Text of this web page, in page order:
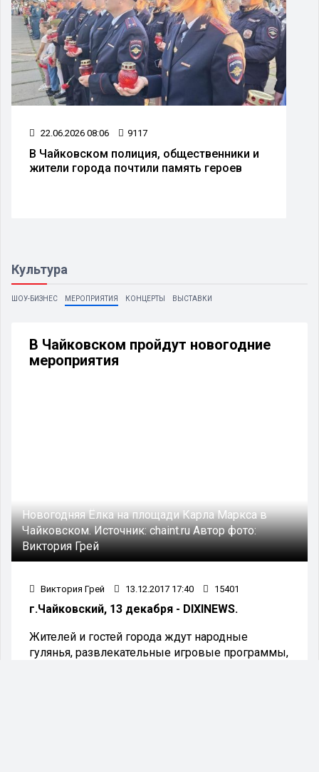
22.06.2026 08:06 9117
В Чайковском полиция, общественники и
жители города почтили память героев
Культура
ШОУ-БИЗНЕС МЕРОПРИЯТИЯ КОНЦЕРТЫ ВЫСТАВКИ
В Чайковском пройдут новогодние
мероприятия
Новогодняя Ёлка на площади Карла Маркса в
Чайковском.Источник:chaint.ruАвтор фото:
Виктория Грей
Виктория Грей 13.12.2017 17:40 15401
г.Чайковский, 13 декабря - DIXINEWS.
Жителей и гостей города ждут народные
гулянья, развлекательные игровые программы,